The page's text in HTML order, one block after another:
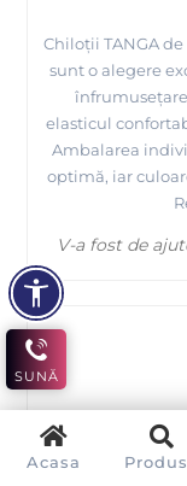
Acasa
Chiloții TANGA
sunt o alegere
elasticul
Ambalarea
optimă, iar
V-a fost de
SUNĂ